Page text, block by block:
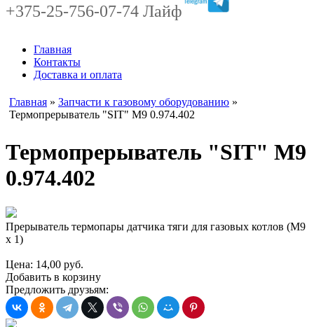
+375-25-756-07-74 Лайф
Главная
Контакты
Доставка и оплата
Главная » Запчасти к газовому оборудованию »
Термопрерыватель "SIT" М9 0.974.402
Термопрерыватель "SIT" М9
0.974.402
Прерыватель термопары датчика тяги для газовых котлов (М9
х 1)
Цена: 14,00 руб.
Добавить в корзину
Предложить друзьям: